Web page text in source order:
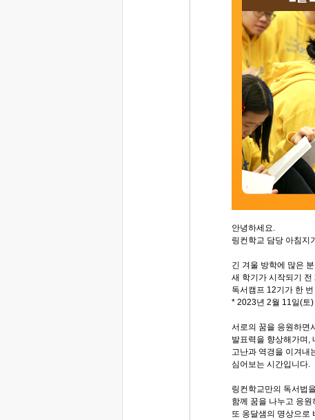
안녕하세요.
링컨학교 담당 아침지
긴 겨울 방학에 많은
새 학기가 시작되기
독서캠프 12기가 한
* 2023년 2월 11일(토
서로의 꿈을 응원하면
발표력을 향상해가며,
고난과 역경을 이겨내
심어보는 시간입니다.
링컨학교만의 독서법
함께 꿈을 나누고 응
또 옹달샘의 명상으로